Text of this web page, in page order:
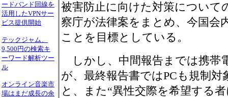
ードバンド回線を
活用したVPNサー
ビス提供開始
テックジャム、
9,500円の検索キ
ーワード解析ツー
ル
オンライン音楽市
場はまだ成長の余
被害防止に向けた対策について
察庁が法律案をまとめ、今国会
ことを目標としている。
しかし、中間報告までは携帯
が、最終報告書ではPCも規制
と、また“異性交際を希望する